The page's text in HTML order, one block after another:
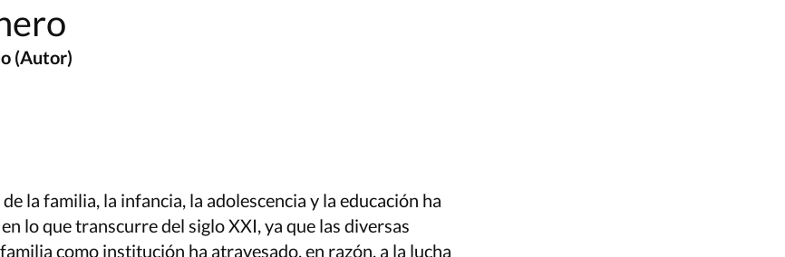
(Autor)
la familia, la infancia, la adolescencia y la educación ha
lo que transcurre del siglo XXI, ya que las diversas
como institución ha atravesado, en razón, a la lucha